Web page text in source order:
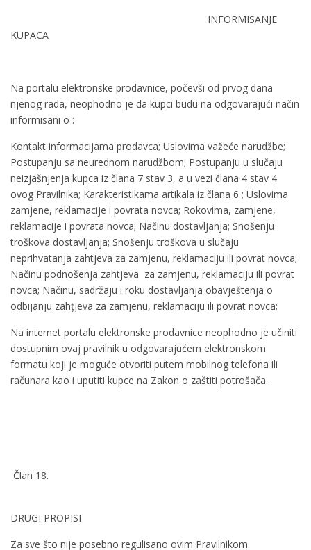
INFORMISANJE
KUPACA
Na portalu elektronske prodavnice, počevši od prvog dana
njenog rada, neophodno je da kupci budu na odgovarajući način
informisani o :
Kontakt informacijama prodavca; Uslovima važeće narudžbe;
Postupanju sa neurednom narudžbom; Postupanju u slučaju
neizjašnjenja kupca iz člana 7 stav 3, a u vezi člana 4 stav 4
ovog Pravilnika; Karakteristikama artikala iz člana 6 ; Uslovima
zamjene, reklamacije i povrata novca; Rokovima, zamjene,
reklamacije i povrata novca; Načinu dostavljanja; Snošenju
troškova dostavljanja; Snošenju troškova u slučaju
neprihvatanja zahtjeva za zamjenu, reklamaciju ili povrat novca;
Načinu podnošenja zahtjeva za zamjenu, reklamaciju ili povrat
novca; Načinu, sadržaju i roku dostavljanja obavještenja o
odbijanju zahțjeva za zamjenu, reklamaciju ili povrat novca;
Na internet portalu elektronske prodavnice neophodno je učiniti
dostupnim ovaj pravilnik u odgovarajućem elektronskom
formatu koji je moguće otvoriti putem mobilnog telefona ili
računara kao i uputiti kupce na Zakon o zaštiti potrošača.
Član 18.
DRUGI PROPISI
Za sve što nije posebno regulisano ovim Pravilnikom